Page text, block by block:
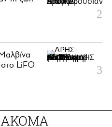
LiFO
ΑΚΟΜΑ